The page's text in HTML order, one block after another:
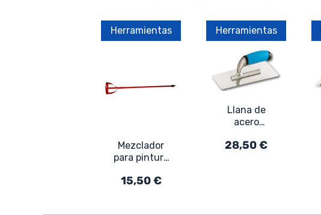
Herramientas
Mezclador
para pintura
con acople
15,50 €
Herramientas
Llana de
acero
Llana para
28,50 €